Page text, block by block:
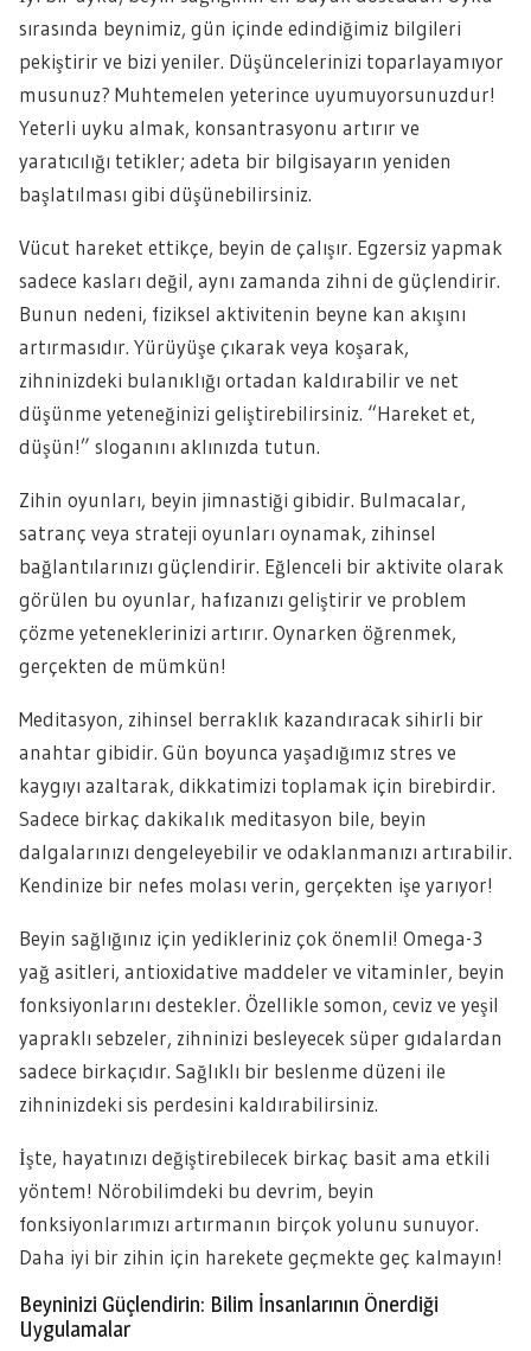
sırasında beynimiz, gün içinde edindiğimiz bilgileri
pekiştirir ve bizi yeniler. Düşüncelerinizi toparlayamıyor
musunuz? Muhtemelen yeterince uyumuyorsunuzdur!
Yeterli uyku almak, konsantrasyonu artırır ve
yaratıcılığı tetikler; adeta bir bilgisayarın yeniden
başlatılması gibi düşünebilirsiniz.
Vücut hareket ettikçe, beyin de çalışır. Egzersiz yapmak
sadece kasları değil, aynı zamanda zihni de güçlendirir.
Bunun nedeni, fiziksel aktivitenin beyne kan akışını
artırmasıdır. Yürüyüşe çıkarak veya koşarak,
zihninizdeki bulanıklığı ortadan kaldırabilir ve net
düşünme yeteneğinizi geliştirebilirsiniz. “Hareket et,
düşün!” sloganını aklınızda tutun.
Zihin oyunları, beyin jimnastiği gibidir. Bulmacalar,
satranç veya strateji oyunları oynamak, zihinsel
bağlantılarınızı güçlendirir. Eğlenceli bir aktivite olarak
görülen bu oyunlar, hafızanızı geliştirir ve problem
çözme yeteneklerinizi artırır. Oynarken öğrenmek,
gerçekten de mümkün!
Meditasyon, zihinsel berraklık kazandıracak sihirli bir
anahtar gibidir. Gün boyunca yaşadığımız stres ve
kaygıyı azaltarak, dikkatimizi toplamak için birebirdir.
Sadece birkaç dakikalık meditasyon bile, beyin
dalgalarınızı dengeleyebilir ve odaklanmanızı artırabilir.
Kendinize bir nefes molası verin, gerçekten işe yarıyor!
Beyin sağlığınız için yedikleriniz çok önemli! Omega-3
yağ asitleri, antioxidative maddeler ve vitaminler, beyin
fonksiyonlarını destekler. Özellikle somon, ceviz ve yeşil
yapraklı sebzeler, zihninizi besleyecek süper gıdalardan
sadece birkaçıdır. Sağlıklı bir beslenme düzeni ile
zihninizdeki sis perdesini kaldırabilirsiniz.
İşte, hayatınızı değiştirebilecek birkaç basit ama etkili
yöntem! Nörobilimdeki bu devrim, beyin
fonksiyonlarımızı artırmanın birçok yolunu sunuyor.
Daha iyi bir zihin için harekete geçmekte geç kalmayın!
Beyninizi Güçlendirin: Bilim İnsanlarının Önerdiği
Uygulamalar